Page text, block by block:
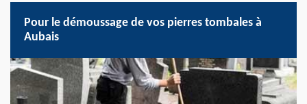
Pour le démoussage de vos pierres tombales à
Aubais